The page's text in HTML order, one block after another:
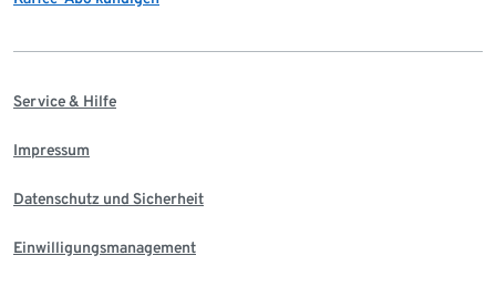
Service & Hilfe
Impressum
Datenschutz und Sicherheit
Einwilligungsmanagement